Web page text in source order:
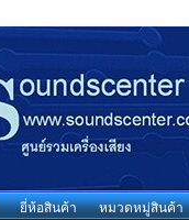
ยี่ห้อสินค้า หมวดหมู่สินค้า